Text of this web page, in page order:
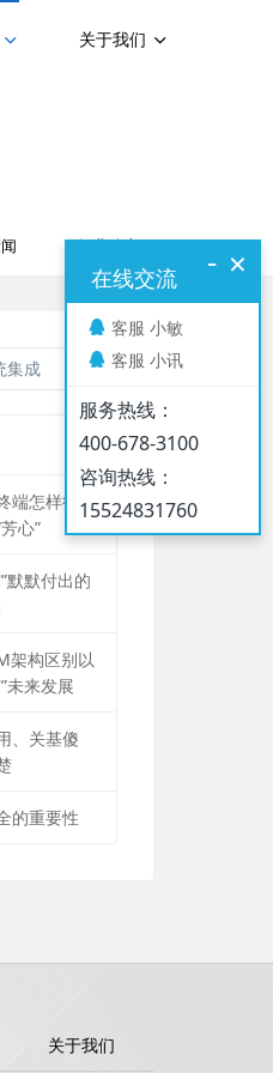
关于我们
行业动态
端怎样得
心”
默默付出的
架构区别以
未来发展
、关基傻
的重要性
关于我们
×
-
在线交流
客服 小敏
客服 小讯
服务热线：
400-678-3100
咨询热线：
15524831760